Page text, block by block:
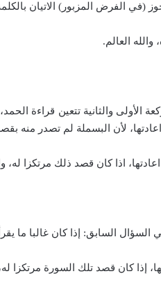
والله العالم.
في الركعة الأولى والثانية تتعين
لأن البسملة لم تصدر منه
اذا كان قصد ذلك مرتكزا له،
إذا كان قصد تلك السورة مرتكزا له،